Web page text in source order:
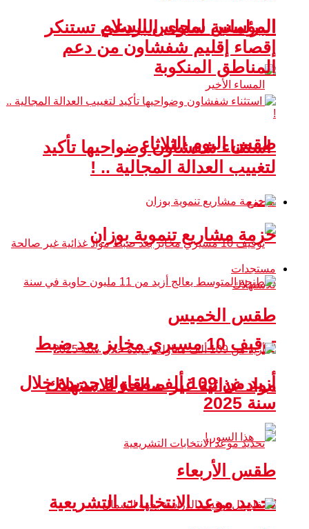
المؤسس لمجلس السلام
طقس اليوم الثلاثاء
مجتمع
توقيف 10 مسيري مخابز بعد ضبط
مواد غذائية غير صالحة للاستهلاك
تحديد موعد الانتخابات التشريعية
البرلمانية سلوى البردعي تستنكر
إقصاء إقليم شفشاون من دعم
المناطق المنكوبة
استثناء شفشاون وضواحيها تأكيد
لتغييب العدالة المجالية .. !
حزمة مشاريع تنموية بوزان
مستجدات
طقس الخميس
أزيد من 109 ألف مقاولة جديدة خلال
سنة 2025
طقس الأربعاء